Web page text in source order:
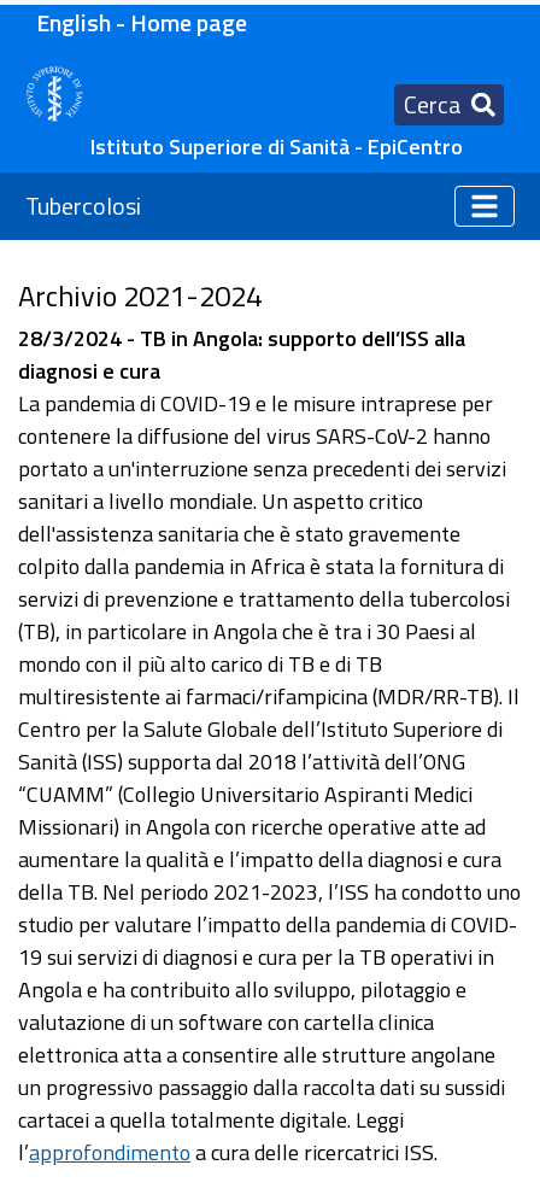
English - Home page
Cerca
Istituto Superiore di Sanità - EpiCentro
Tubercolosi
Archivio 2021-2024
28/3/2024 - TB in Angola: supporto dell’ISS alla
diagnosi e cura
La pandemia di COVID-19 e le misure intraprese per
contenere la diffusione del virus SARS-CoV-2 hanno
portato a un'interruzione senza precedenti dei servizi
sanitari a livello mondiale. Un aspetto critico
dell'assistenza sanitaria che è stato gravemente
colpito dalla pandemia in Africa è stata la fornitura di
servizi di prevenzione e trattamento della tubercolosi
(TB), in particolare in Angola che è tra i 30 Paesi al
mondo con il più alto carico di TB e di TB
multiresistente ai farmaci/rifampicina (MDR/RR-TB). Il
Centro per la Salute Globale dell’Istituto Superiore di
Sanità (ISS) supporta dal 2018 l’attività dell’ONG
“CUAMM” (Collegio Universitario Aspiranti Medici
Missionari) in Angola con ricerche operative atte ad
aumentare la qualità e l’impatto della diagnosi e cura
della TB. Nel periodo 2021-2023, l’ISS ha condotto uno
studio per valutare l’impatto della pandemia di COVID-
19 sui servizi di diagnosi e cura per la TB operativi in
Angola e ha contribuito allo sviluppo, pilotaggio e
valutazione di un software con cartella clinica
elettronica atta a consentire alle strutture angolane
un progressivo passaggio dalla raccolta dati su sussidi
cartacei a quella totalmente digitale. Leggi
l’approfondimentoa cura delle ricercatrici ISS.